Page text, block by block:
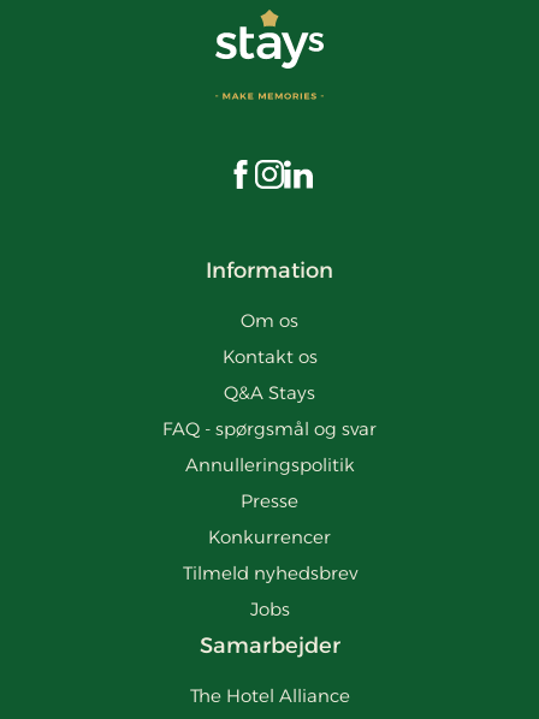
Besøg os på Facebook
Besøg os på Instagram
Besøg os på LinkedIn
Information
Om os
Kontakt os
Q&A Stays
FAQ - spørgsmål og svar
Annulleringspolitik
Presse
Konkurrencer
Tilmeld nyhedsbrev
Jobs
Samarbejder
The Hotel Alliance